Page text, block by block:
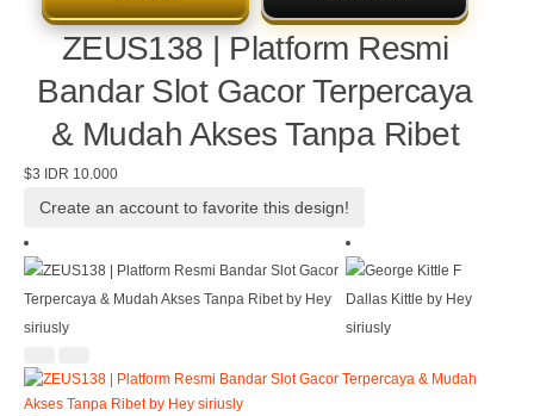
ZEUS138 | Platform Resmi
Bandar Slot Gacor Terpercaya
& Mudah Akses Tanpa Ribet
$3 IDR 10.000
Create an account to favorite this design!